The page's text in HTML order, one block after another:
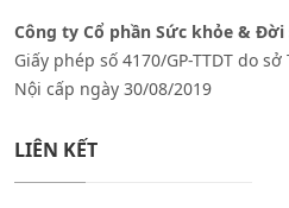
Công ty Cổ phần Sức khỏe & Đời
Giấy phép số 4170/GP-TTDT do
Nội cấp ngày 30/08/2019
LIÊN KẾT